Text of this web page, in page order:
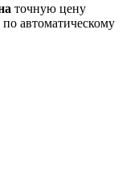
точную цену
автоматическому